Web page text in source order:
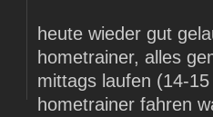
heute wieder gut
hometrainer, alles
mittags laufen (14-
hometrainer fahren